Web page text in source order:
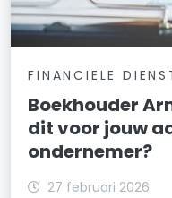
FINANCIELE
Boekhouder
dit voor jouw
ondernemer?
27 februari 2026